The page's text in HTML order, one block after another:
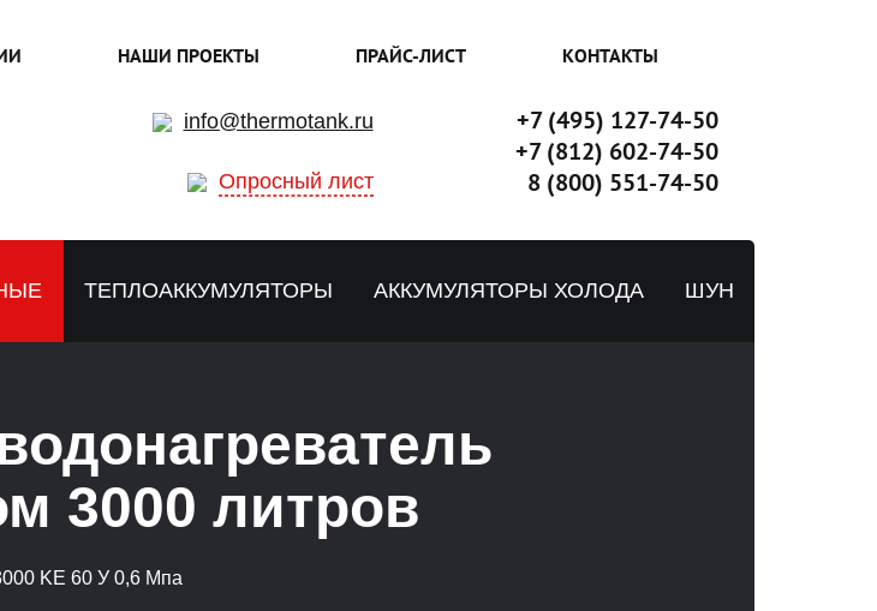
НАШИ ПРОЕКТЫ ПРАЙС-ЛИСТ КОНТАКТЫ
info@thermotank.ru
Опросный лист
+7 (495) 127-74-50
+7 (812) 602-74-50
8 (800) 551-74-50
ТЕПЛОАККУМУЛЯТОРЫ АККУМУЛЯТОРЫ ХОЛОДА ШУН
3000 литров
KE 60 У 0,6 Мпа